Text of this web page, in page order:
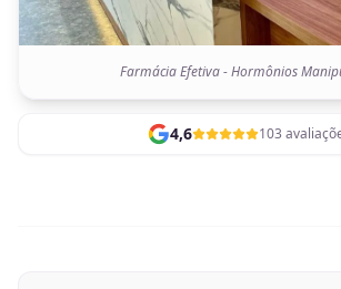
Farmácia Efetiva - Hormônios
4,6 103